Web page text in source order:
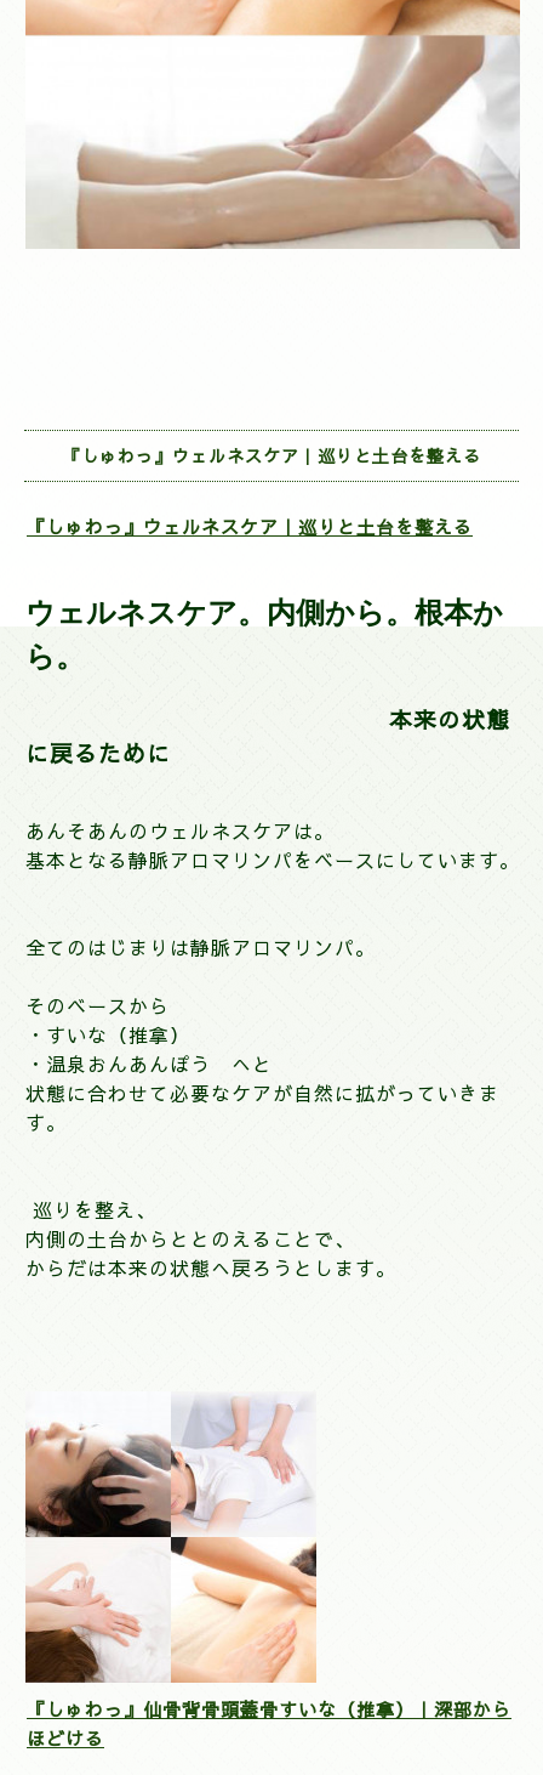
『しゅわっ』ウェルネスケア｜巡りと土台を整える
『しゅわっ』ウェルネスケア｜巡りと土台を整える
ウェルネスケア。 内側から。根本か
ら。
本来の状態
に戻るために
あんそあんのウェルネスケアは。
基本となる静脈アロマリンパをベースにしています。
全てのはじまりは静脈アロマリンパ。
そのベースから
・すいな（推拿）
・温泉おんあんぽう へと
状態に合わせて必要なケアが自然に拡がっていきま
す。
巡りを整え、
内側の土台からととのえることで、
からだは本来の状態へ戻ろうとします。
『しゅわっ』仙骨背骨頭蓋骨すいな（推拿）｜深部から
ほどける